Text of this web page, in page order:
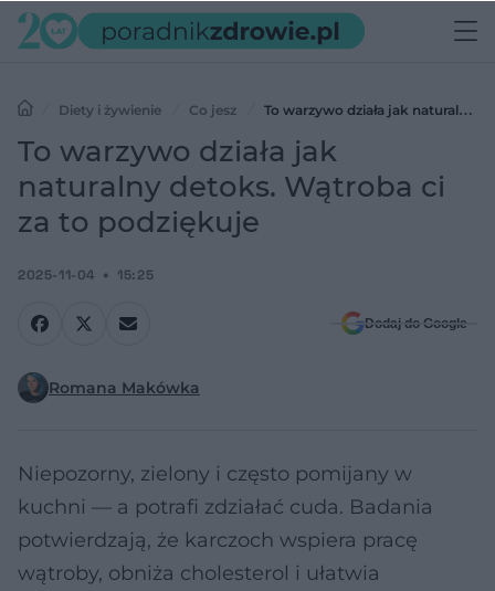
Diety i żywienie Co jesz
To warzywo działa jak naturalny
detoks. Wątroba ci za to podziękuje
To warzywo działa jak
naturalny detoks. Wątroba ci
za to podziękuje
2025-11-04 15:25
Dodaj do Google
Romana Makówka
Niepozorny, zielony i często pomijany w
kuchni — a potrafi zdziałać cuda. Badania
potwierdzają, że karczoch wspiera pracę
wątroby, obniża cholesterol i ułatwia